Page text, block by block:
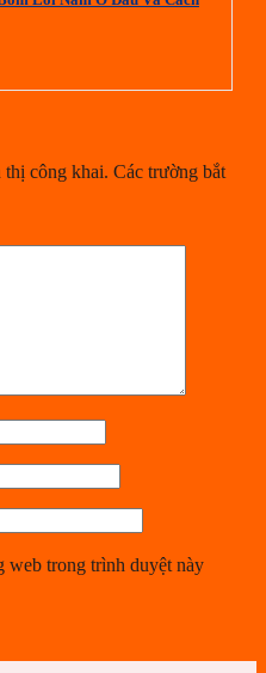
thị công khai. Các trường bắt
web trong trình duyệt này